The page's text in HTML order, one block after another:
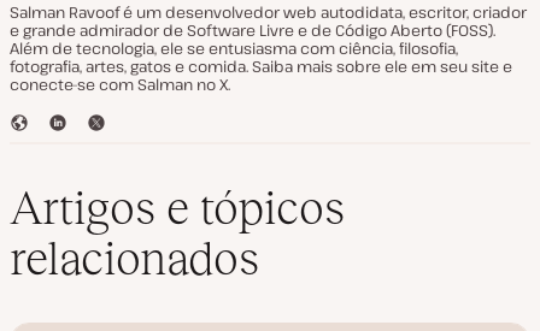
Salman Ravoof é um desenvolvedor web autodidata, escritor, criador
e grande admirador de Software Livre e de Código Aberto (FOSS).
Além de tecnologia, ele se entusiasma com ciência, filosofia,
fotografia, artes, gatos e comida. Saiba mais sobre ele em seu site e
conecte-se com Salman no X.
S
L
e
d
n
T
t
e
r
Artigos e tópicos
relacionados